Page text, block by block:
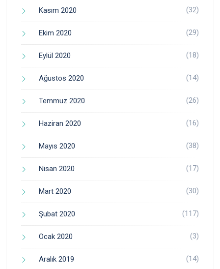
Kasım 2020 (32)
Ekim 2020 (29)
Eylül 2020 (18)
Ağustos 2020 (14)
Temmuz 2020 (26)
Haziran 2020 (16)
Mayıs 2020 (38)
Nisan 2020 (17)
Mart 2020 (30)
Şubat 2020 (117)
Ocak 2020 (3)
Aralık 2019 (14)